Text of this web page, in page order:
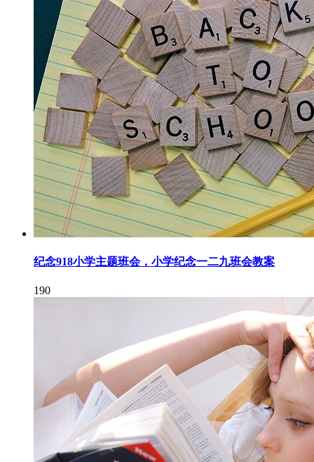
纪念918小学主题班会，小学纪念一二九班会教案
190